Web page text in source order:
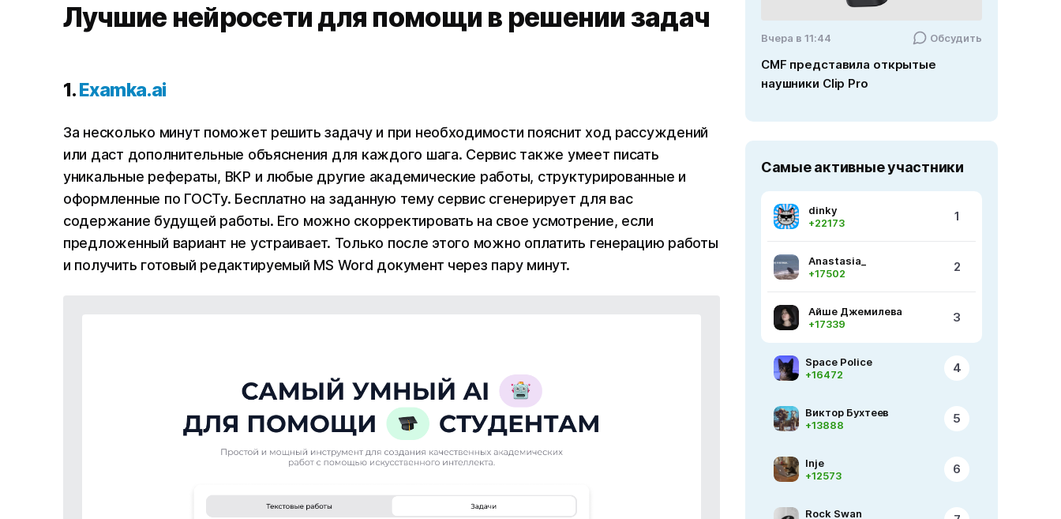
Лучшие нейросети для помощи в решении задач
1.Examka.ai
За несколько минут поможет решить задачу и при необходимости пояснит ход рассуждений
или даст дополнительные объяснения для каждого шага. Сервис также умеет писать
уникальные рефераты, ВКР и любые другие академические работы, структурированные и
оформленные по ГОСТу. Бесплатно на заданную тему сервис сгенерирует для вас
содержание будущей работы. Его можно скорректировать на свое усмотрение, если
предложенный вариант не устраивает. Только после этого можно оплатить генерацию работы
и получить готовый редактируемый MS Word документ через пару минут.
Вчера в 11:44 Обсудить
CMF представила открытые
наушники Clip Pro
Самые активные участники
dinky
+22173
1
Anastasia_
+17502
2
Айше Джемилева
+17339
3
Space Police
+16472
4
Виктор Бухтеев
+13888
5
Inje
+12573
6
Rock Swan